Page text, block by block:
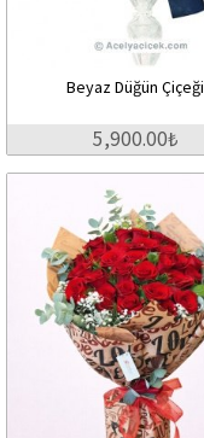
Beyaz Düğün Çiçeği
5,900.00₺